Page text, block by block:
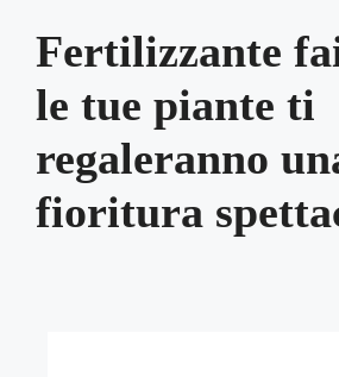
Fertilizzante
le tue piante ti
regaleranno
fioritura